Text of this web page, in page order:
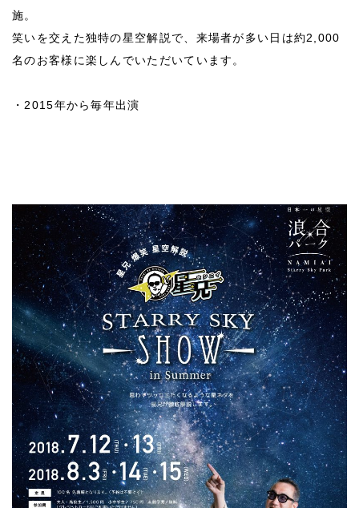
施。
笑いを交えた独特の星空解説で、来場者が多い日は約2,000
名のお客様に楽しんでいただいています。
・2015年から毎年出演